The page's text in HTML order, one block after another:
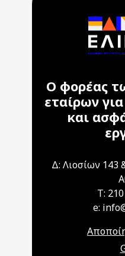
Ο φορέας
εταίρων
και
Δ: Λιοσίων 143
T:
e: